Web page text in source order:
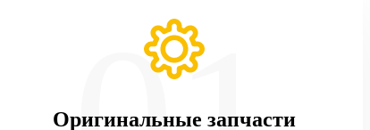
Оригинальные запчасти